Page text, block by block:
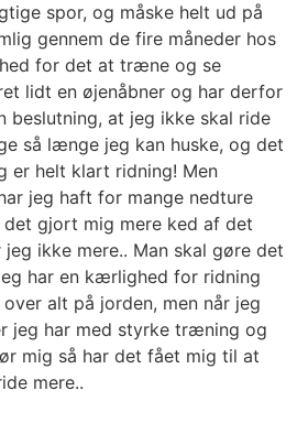
spor, og måske helt ud på
gennem de fire måneder hos
for det at træne og se
lidt en øjenåbner og har derfor
beslutning, at jeg ikke skal ride
så længe jeg kan huske, og det
er helt klart ridning! Men
jeg haft for mange nedture
gjort mig mere ked af det
ikke mere.. Man skal gøre det
har en kærlighed for ridning
alt på jorden, men når jeg
jeg har med styrke træning og
mig så har det fået mig til at
mere..